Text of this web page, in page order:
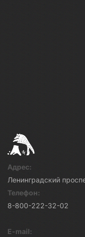
Адрес:
Ленинградский
Телефон:
8-800-222-32-02
E-mail: